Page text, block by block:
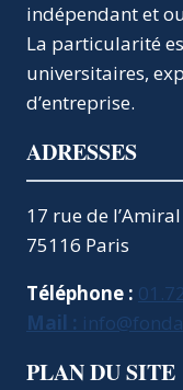
indépendant et
La particularité
universitaires,
d’entreprise.
ADRESSES
17 rue de
75116 Paris
Téléphone :
Mail :
PLAN DU SITE